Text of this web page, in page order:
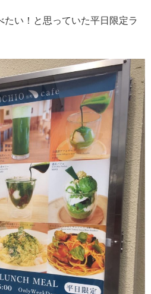
い！と思っていた平日限定ラ